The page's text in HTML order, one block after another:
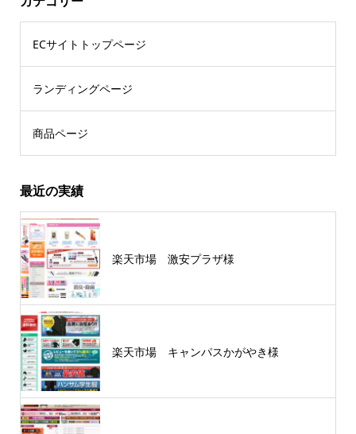
ECサイトトップページ
ランディングページ
商品ページ
最近の実績
楽天市場 激安プラザ様
楽天市場 キャンパスかがやき様